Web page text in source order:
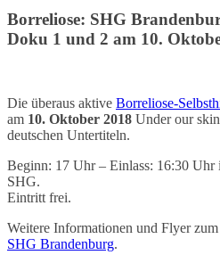
Borreliose: SHG
Doku 1 und 2 am 10.
Die überaus aktive Borreliose-
am 10. Oktober 2018 Under our
deutschen Untertiteln.
Beginn: 17 Uhr – Einlass: 16:30 Uhr
SHG.
Eintritt frei.
Weitere Informationen und Flyer
SHG Brandenburg.